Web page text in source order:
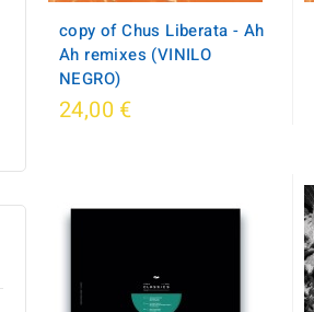
copy of Chus Liberata - Ah
Ah remixes (VINILO
NEGRO)
24,00 €